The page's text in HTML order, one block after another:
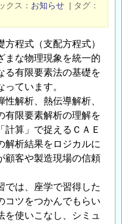
クス お知らせ | タグ
程式（支配方程式）
まな物理現象を統一的
る有限要素法の基礎を
ています。
解析、熱伝導解析、
有限要素解析の理解を
計算」で捉えるＣＡＥ
解析結果をロジカルに
顧客や製造現場の信頼
は、座学で習得した
コツをつかんでもらい
を使いこなし、シミュ